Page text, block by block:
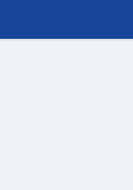
para
fuerzas para